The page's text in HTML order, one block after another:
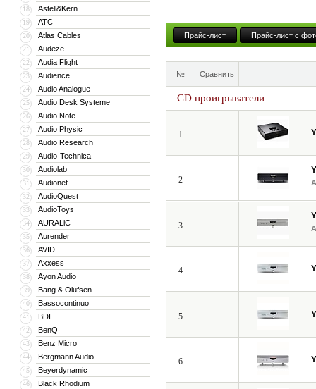
18 Astell&Kern
19 ATC
20 Atlas Cables
21 Audeze
22 Audia Flight
23 Audience
24 Audio Analogue
25 Audio Desk Systeme
26 Audio Note
27 Audio Physic
28 Audio Research
29 Audio-Technica
30 Audiolab
31 Audionet
32 AudioQuest
33 AudioToys
34 AURALiC
35 Aurender
36 AVID
37 Axxess
38 Ayon Audio
39 Bang & Olufsen
40 Bassocontinuo
41 BDI
42 BenQ
43 Benz Micro
44 Bergmann Audio
45 Beyerdynamic
46 Black Rhodium
«Честно говоря, я не знаю, что
основатель компании YBA Audio.
системы — воспроизводить музыку
Прайс-лист Прайс-лист с
№ Сравнить
CD проигрыватели
1
2
3
4
5
6